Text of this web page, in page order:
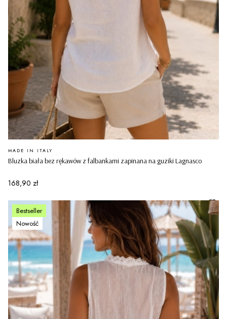
Bluzka biała bez rękawów z falbankami zapinana na guziki Lagnasco
PRODUCENT
MADE IN ITALY
Cena
168,90 zł
Bestseller
Nowość